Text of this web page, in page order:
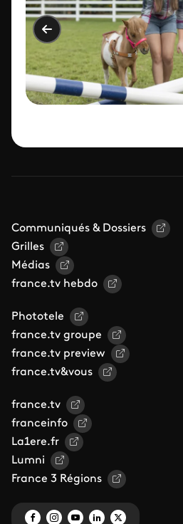
Communiqués & Dossiers
Grilles
Médias
france.tv hebdo
Phototele
france.tv groupe
france.tv preview
france.tv&vous
france.tv
franceinfo
La1ere.fr
Lumni
France 3 Régions